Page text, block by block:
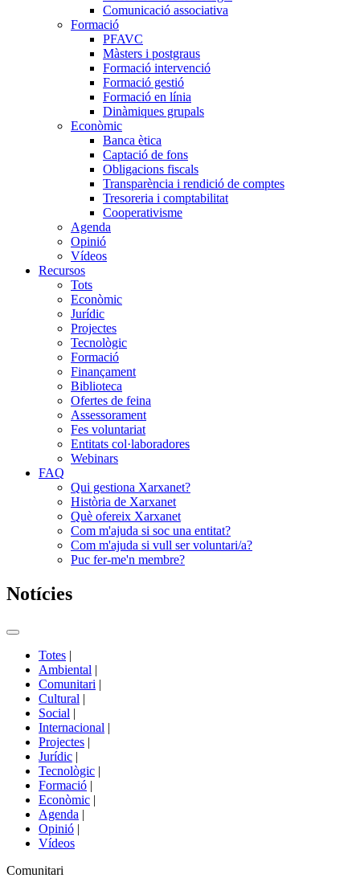
Comunicació associativa
Formació
PFAVC
Màsters i postgraus
Formació intervenció
Formació gestió
Formació en línia
Dinàmiques grupals
Econòmic
Banca ètica
Captació de fons
Obligacions fiscals
Transparència i rendició de comptes
Tresoreria i comptabilitat
Cooperativisme
Agenda
Opinió
Vídeos
Recursos
Tots
Econòmic
Jurídic
Projectes
Tecnològic
Formació
Finançament
Biblioteca
Ofertes de feina
Assessorament
Fes voluntariat
Entitats col·laboradores
Webinars
FAQ
Qui gestiona Xarxanet?
Història de Xarxanet
Què ofereix Xarxanet
Com m'ajuda si soc una entitat?
Com m'ajuda si vull ser voluntari/a?
Puc fer-me'n membre?
Notícies
Commutador
portals
Totes |
Ambiental |
Comunitari |
Cultural |
Social |
Internacional |
Projectes |
Jurídic |
Tecnològic |
Formació |
Econòmic |
Agenda |
Opinió |
Vídeos
Àmbit
Comunitari